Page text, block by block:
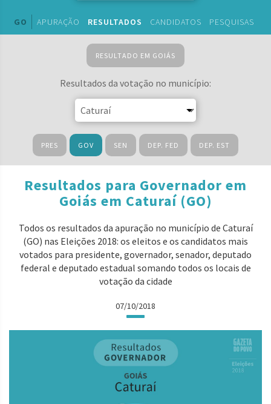
GO APURAÇÃO RESULTADOS CANDIDATOS PESQUISAS
RESULTADO EM GOIÁS
Resultados da votação no município:
PRES GOV SEN DEP. FED DEP. EST
Resultados para Governador em
Goiás em Caturaí (GO)
Todos os resultados da apuração no município de Caturaí
(GO) nas Eleições 2018: os eleitos e os candidatos mais
votados para presidente, governador, senador, deputado
federal e deputado estadual somando todos os locais de
votação da cidade
07/10/2018